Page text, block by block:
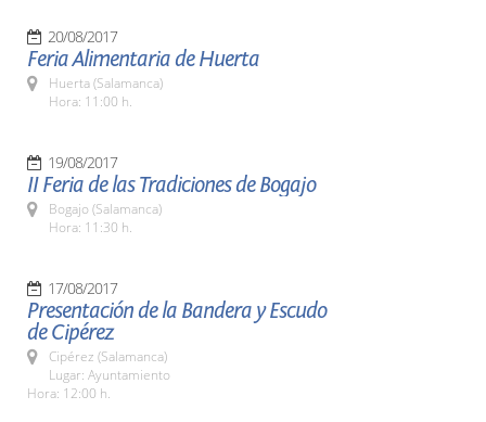
20/08/2017
Feria Alimentaria de Huerta
Huerta (Salamanca)
Hora: 11:00 h.
19/08/2017
II Feria de las Tradiciones de Bogajo
Bogajo (Salamanca)
Hora: 11:30 h.
17/08/2017
Presentación de la Bandera y Escudo
de Cipérez
Cipérez (Salamanca)
Lugar: Ayuntamiento
Hora: 12:00 h.